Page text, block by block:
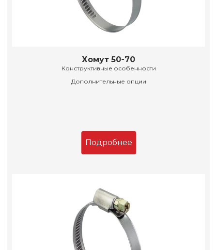
Хомут 50-70
Конструктивные особенности
Дополнительные опции
Подробнее